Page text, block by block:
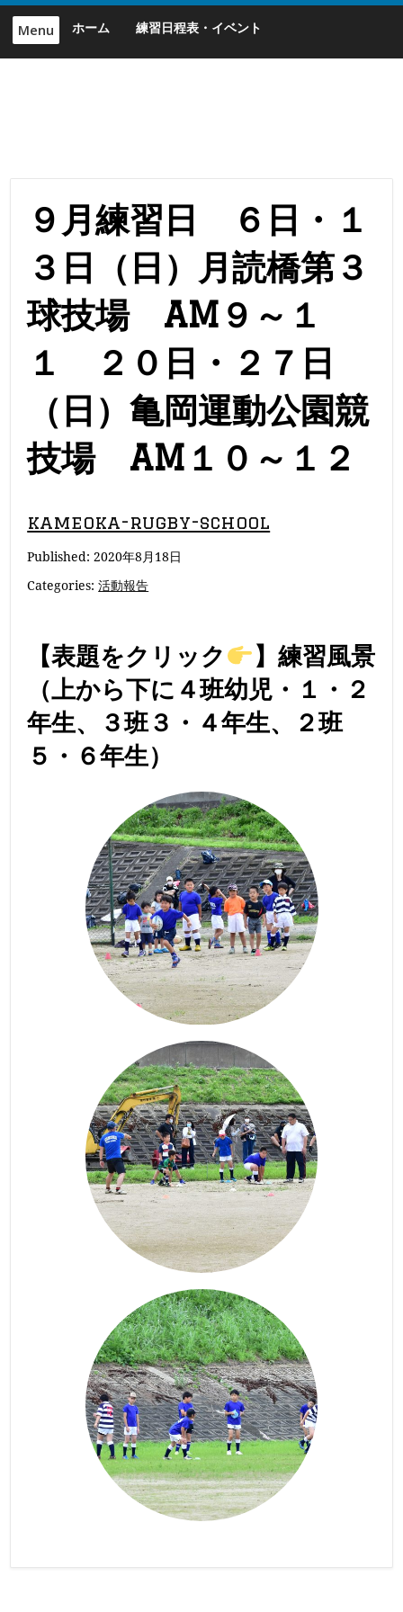
Skip
content
Menu ホーム 練習日程表・イベント
９月練習日 ６日・１
３日（日）月読橋第３
球技場 AM９～１
１ ２０日・２７日
（日）亀岡運動公園競
技場 AM１０～１２
kameoka-rugby-school
Published: 2020年8月18日
Categories:活動報告
【表題をクリック
】練習風景
（上から下に４班幼児・１・２
年生、３班３・４年生、２班
５・６年生）